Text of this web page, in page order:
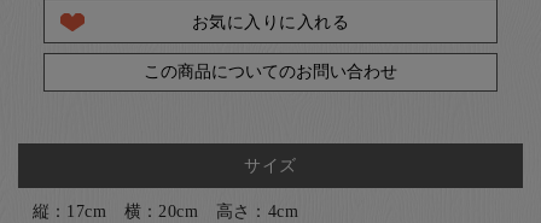
お気に入りに入れる
この商品についてのお問い合わせ
サイズ
縦：17cm 横：20cm 高さ：4cm